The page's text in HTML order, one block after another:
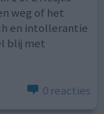
weg of het
en intollerantie
blij met
0 reacties